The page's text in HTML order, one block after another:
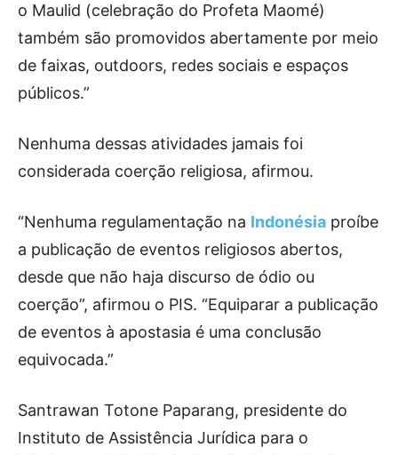
o Maulid (celebração do Profeta Maomé)
também são promovidos abertamente por meio
de faixas, outdoors, redes sociais e espaços
públicos.”
Nenhuma dessas atividades jamais foi
considerada coerção religiosa, afirmou.
“Nenhuma regulamentação na Indonésia proíbe
a publicação de eventos religiosos abertos,
desde que não haja discurso de ódio ou
coerção”, afirmou o PIS. “Equiparar a publicação
de eventos à apostasia é uma conclusão
equivocada.”
Santrawan Totone Paparang, presidente do
Instituto de Assistência Jurídica para o